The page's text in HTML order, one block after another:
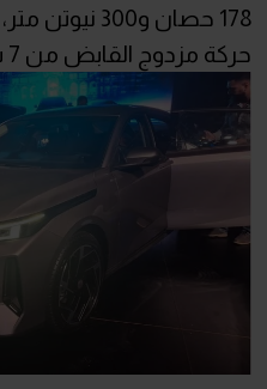
178 حصان
حركة مزدوج القابض من 7 سرعات.